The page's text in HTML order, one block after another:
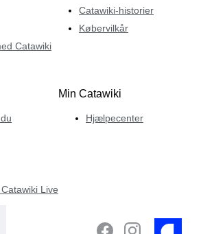
Catawiki
Catawiki-historier
Købervilkår
Live
Min Catawiki
Hjælpecenter